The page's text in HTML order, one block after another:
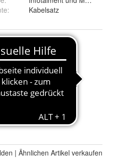
: Kabelsatz
| Ähnlichen Artikel verkaufen